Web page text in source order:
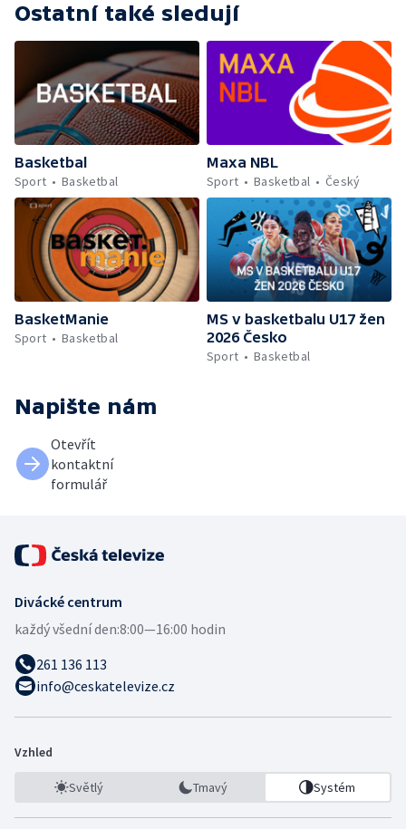
Ostatní také sledují
Basketbal
Sport
Basketbal
Maxa NBL
Sport
Basketbal Český
BasketManie
Sport
Basketbal
MS v basketbalu U17 žen
2026 Česko
Sport
Basketbal
Napište nám
Otevřít
kontaktní
formulář
Divácké centrum
každý všední den:8:00—16:00 hodin
261 136 113
info@ceskatelevize.cz
Vzhled
Světlý Tmavý Systém